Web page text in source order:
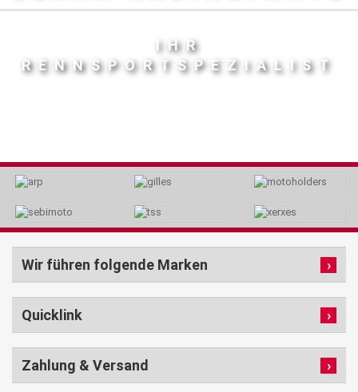
IHR
RENNSPORTSPEZIALIST
Wir führen folgende Marken
Quicklink
Zahlung & Versand